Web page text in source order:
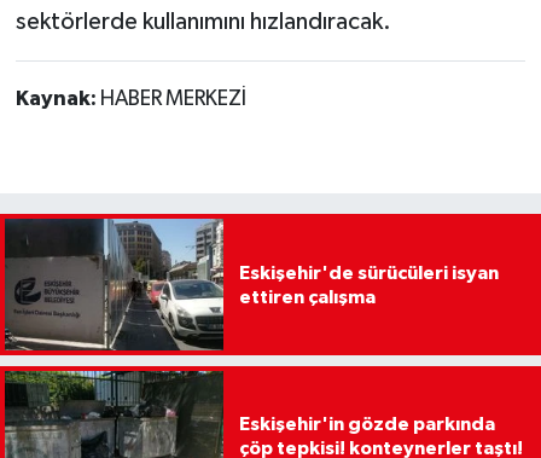
sektörlerde kullanımını hızlandıracak.
Kaynak: HABER MERKEZİ
Eskişehir'de sürücüleri isyan
ettiren çalışma
Eskişehir'in gözde parkında
çöp tepkisi! konteynerler taştı!